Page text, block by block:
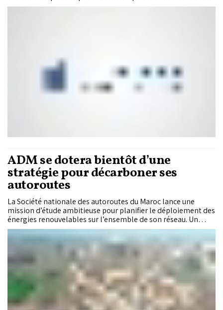
conserves Season aux États-Unis.
ADM se dotera bientôt d’une
stratégie pour décarboner ses
autoroutes
La Société nationale des autoroutes du Maroc lance une
mission d’étude ambitieuse pour planifier le déploiement des
énergies renouvelables sur l’ensemble de son réseau. Un
chantier à la fois technique, économique et institutionnel, qui
s’inscrit dans la dynamique de transition bas carbone du